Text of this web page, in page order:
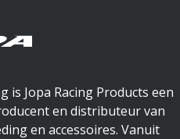
is Jopa Racing Products een
en distributeur van
en accessoires. Vanuit